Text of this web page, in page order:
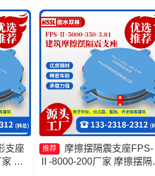
支座
摩
推荐
摩擦摆隔震支座FPS-
Ⅱ-8000-200厂家 摩擦摆隔